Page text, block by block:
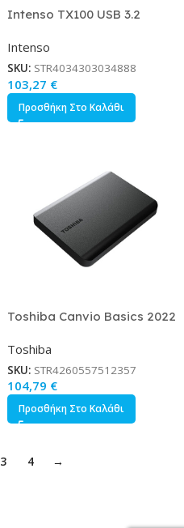
Intenso TX100 USB 3.2
Μαύρο
Intenso
SKU: STR4034303034888
103,27 €
Προσθήκη Στο Καλάθι
Toshiba Canvio Basics 2022
2.5 Μαύρο
Toshiba
SKU: STR4260557512357
104,79 €
Προσθήκη Στο Καλάθι
3 4 →